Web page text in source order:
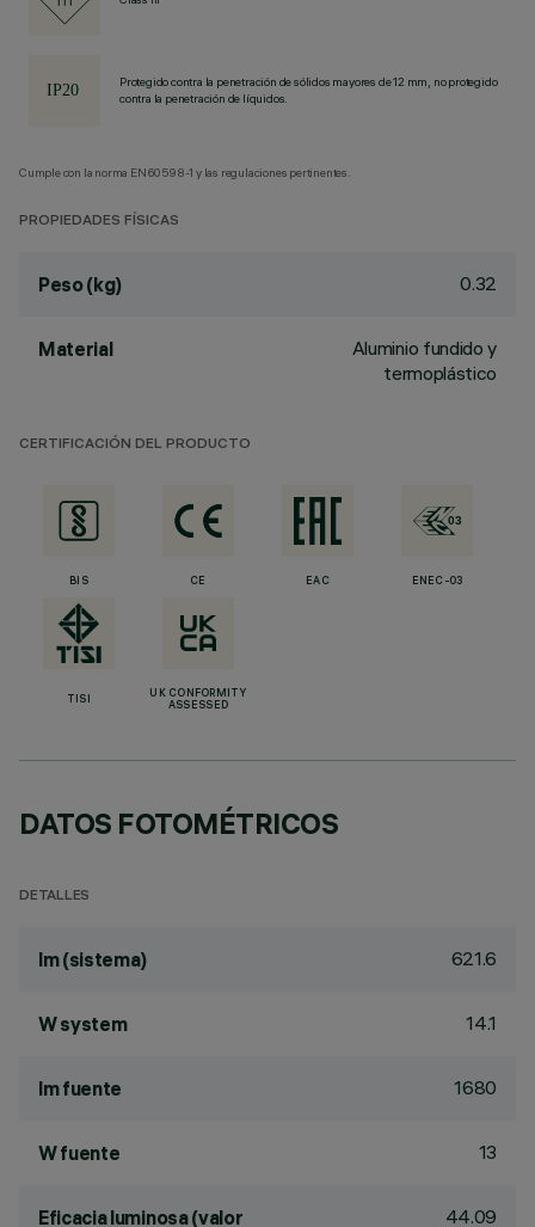
Protegido contra la penetración de sólidos mayores de 12 mm, no protegido
contra la penetración de líquidos.
Cumple con la norma EN60598-1 y las regulaciones pertinentes.
PROPIEDADES FÍSICAS
Peso (kg) 0.32
Material
Aluminio fundido y
termoplástico
CERTIFICACIÓN DEL PRODUCTO
BIS CE EAC ENEC-03
TISI
UK CONFORMITY
ASSESSED
DATOS FOTOMÉTRICOS
DETALLES
lm (sistema) 621.6
W system 14.1
lm fuente 1680
W fuente 13
Eficacia luminosa (valor 44.09